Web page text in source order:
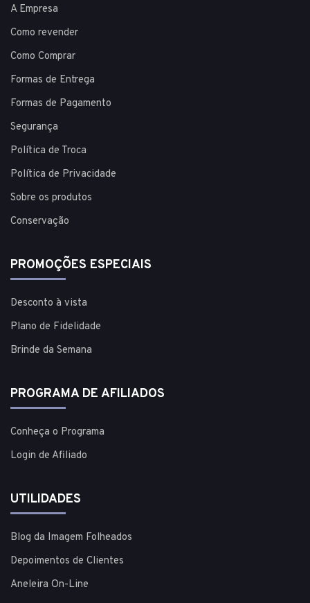
A Empresa
Como revender
Como Comprar
Formas de Entrega
Formas de Pagamento
Segurança
Política de Troca
Política de Privacidade
Sobre os produtos
Conservação
PROMOÇÕES ESPECIAIS
Desconto à vista
Plano de Fidelidade
Brinde da Semana
PROGRAMA DE AFILIADOS
Conheça o Programa
Login de Afiliado
UTILIDADES
Blog da Imagem Folheados
Depoimentos de Clientes
Aneleira On-Line